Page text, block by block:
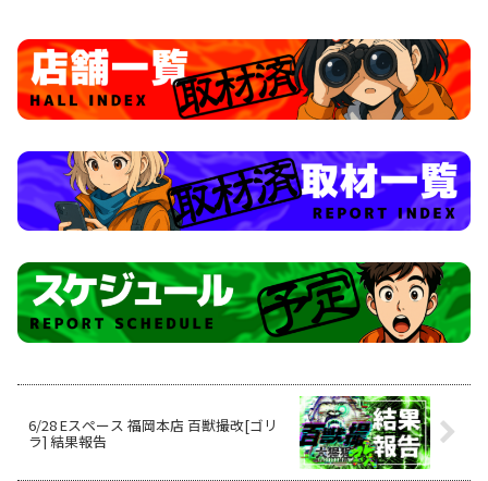
6/28 Eスペース 福岡本店 百獣撮改[ゴリ
ラ] 結果報告